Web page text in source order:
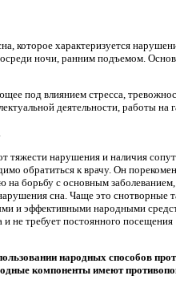
которое характеризуется
ночи, ранним подъемом.
под влиянием стресса,
деятельности, работы на
тяжести нарушения и наличия
обратиться к врачу. Он
на борьбу с основным
сна. Чаще это снотворные
и эффективными народными
не требует постоянного посещения
народных способов
компоненты имеют